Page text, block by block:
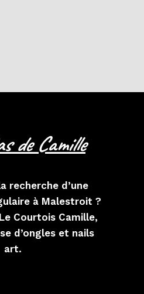
de Camille
recherche d’une
à Malestroit ?
Courtois Camille,
d’ongles et nails
art.